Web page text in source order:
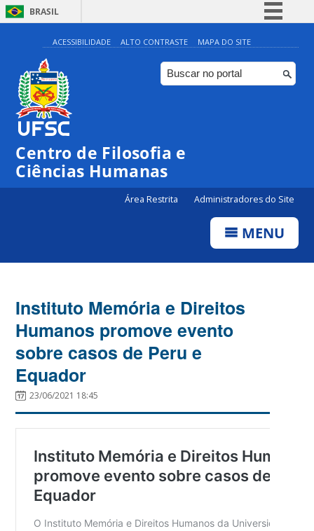
BRASIL
Simplifique!
Comunica BR
Participe
ACESSIBILIDADE ALTO CONTRASTE MAPA DO SITE
Centro de Filosofia e
Ciências Humanas
Área Restrita Administradores do Site
MENU
Instituto Memória e Direitos
Humanos promove evento
sobre casos de Peru e
Equador
23/06/2021 18:45